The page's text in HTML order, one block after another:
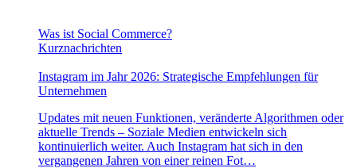
Was ist Social Commerce?
Kurznachrichten
Instagram im Jahr 2026: Strategische Empfehlungen für
Unternehmen
Updates mit neuen Funktionen, veränderte Algorithmen oder
aktuelle Trends – Soziale Medien entwickeln sich
kontinuierlich weiter. Auch Instagram hat sich in den
vergangenen Jahren von einer reinen Fot…